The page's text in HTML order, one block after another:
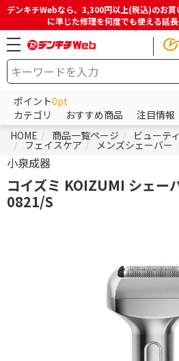
デンキチWebなら、3,300円以上(税込)のお
に準じた修理を何度でも使える延長
ポイント0pt
カテゴリ
おすすめ商品 注目情報
HOME
商品一覧ページ ビューテ
フェイスケア メンズシェーバー
小泉成器
コイズミ KOIZUMI シェー
0821/S